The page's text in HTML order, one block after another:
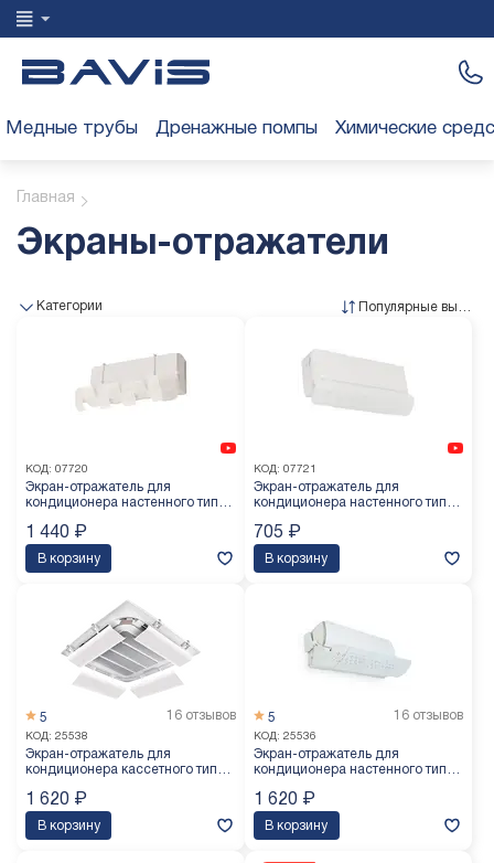
Медные трубы Дренажные помпы Химические
Экраны-отражатели
Главная
Категории Популярные выше
КОД: 07720
Экран-отражатель для
кондиционера настенного типа
1 440 ₽
В корзину
КОД: 07721
Экран-отражатель для
кондиционера настенного типа
705 ₽
В корзину
16 отзывов
5
КОД: 25538
Экран-отражатель для
кондиционера кассетного типа
1 620 ₽
В корзину
16 отзывов
5
КОД: 25536
Экран-отражатель для
кондиционера настенного типа
1 620 ₽
В корзину